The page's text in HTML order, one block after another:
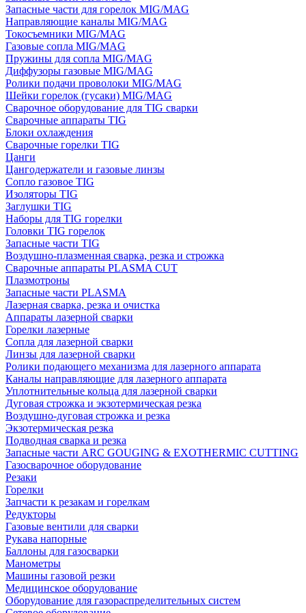
Запасные части для горелок MIG/MAG
Направляющие каналы MIG/MAG
Токосъемники MIG/MAG
Газовые сопла MIG/MAG
Пружины для сопла MIG/MAG
Диффузоры газовые MIG/MAG
Ролики подачи проволоки MIG/MAG
Шейки горелок (гусаки) MIG/MAG
Сварочное оборудование для TIG сварки
Сварочные аппараты TIG
Блоки охлаждения
Сварочные горелки TIG
Цанги
Цангодержатели и газовые линзы
Сопло газовое TIG
Изоляторы TIG
Заглушки TIG
Наборы для TIG горелки
Головки TIG горелок
Запасные части TIG
Воздушно-плазменная сварка, резка и строжка
Сварочные аппараты PLASMA CUT
Плазмотроны
Запасные части PLASMA
Лазерная сварка, резка и очистка
Аппараты лазерной сварки
Горелки лазерные
Сопла для лазерной сварки
Линзы для лазерной сварки
Ролики подающего механизма для лазерного аппарата
Каналы направляющие для лазерного аппарата
Уплотнительные кольца для лазерной сварки
Дуговая строжка и экзотермическая резка
Воздушно-дуговая строжка и резка
Экзотермическая резка
Подводная сварка и резка
Запасные части ARC GOUGING & EXOTHERMIC CUTTING
Газосварочное оборудование
Резаки
Горелки
Запчасти к резакам и горелкам
Редукторы
Газовые вентили для сварки
Рукава напорные
Баллоны для газосварки
Манометры
Машины газовой резки
Медицинское оборудование
Оборудование для газораспределительных систем